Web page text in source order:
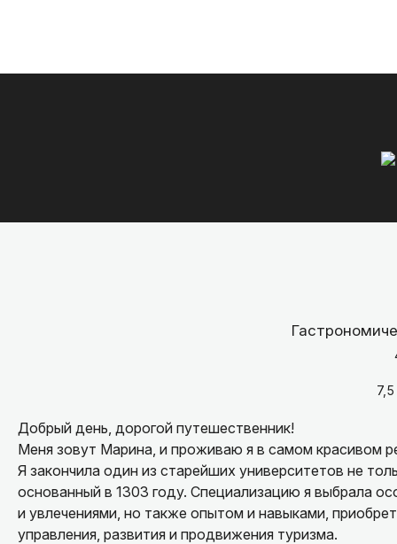
Добрый день, дорогой путешественник!
Меня зовут Марина, и проживаю я в самом красивом
Я закончила один из старейших университетов не
основанный в 1303 году. Специализацию я выбрала
и увлечениями, но также опытом и навыками,
управления, развития и продвижения туризма.